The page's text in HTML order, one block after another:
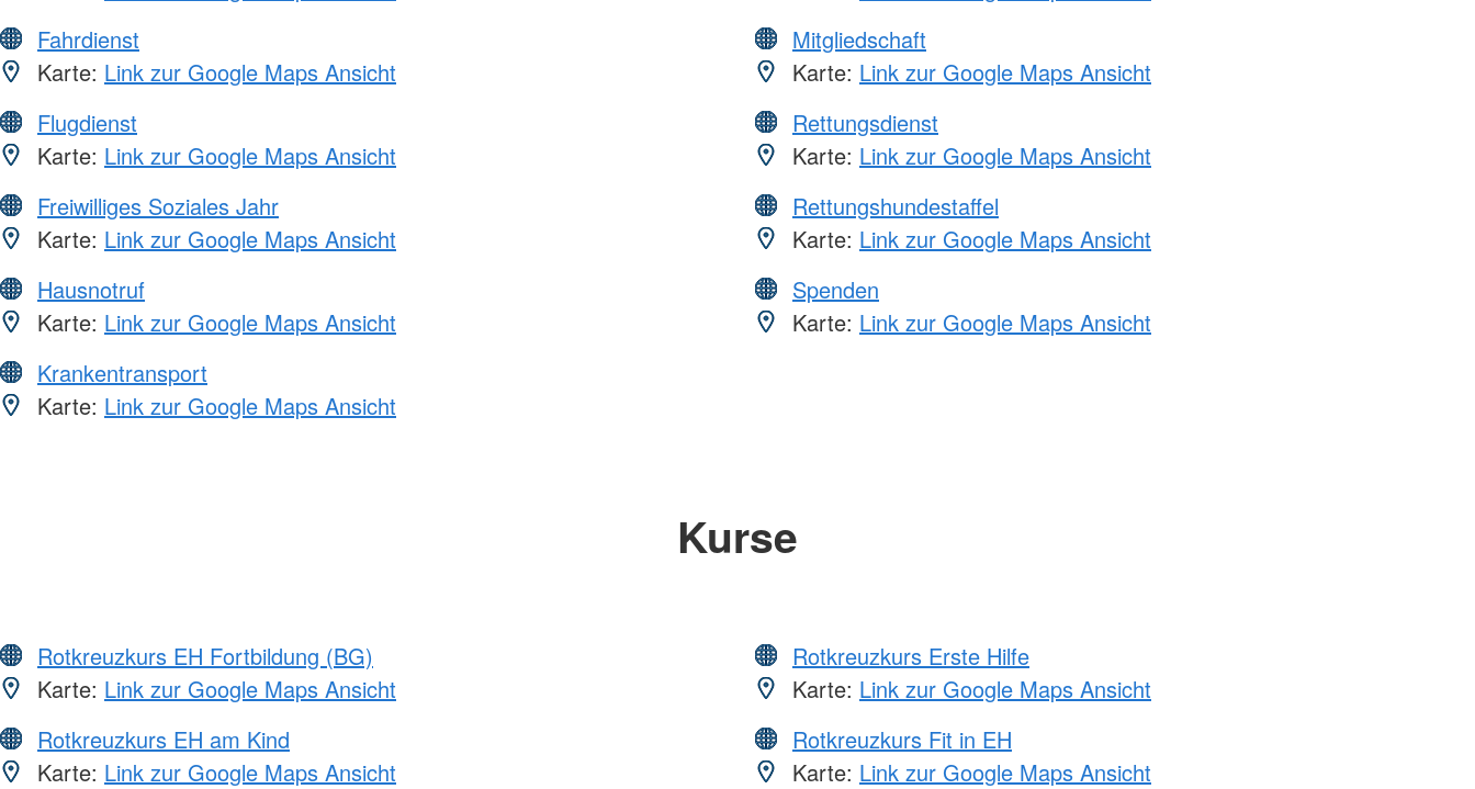
Fahrdienst
Karte: Link zur Google Maps Ansicht
Flugdienst
Karte: Link zur Google Maps Ansicht
Freiwilliges Soziales Jahr
Karte: Link zur Google Maps Ansicht
Hausnotruf
Karte: Link zur Google Maps Ansicht
Krankentransport
Karte: Link zur Google Maps Ansicht
Mitgliedschaft
Karte: Link zur Google Maps Ansicht
Rettungsdienst
Karte: Link zur Google Maps Ansicht
Rettungshundestaffel
Karte: Link zur Google Maps Ansicht
Spenden
Karte: Link zur Google Maps Ansicht
Kurse
Rotkreuzkurs EH Fortbildung (BG)
Karte: Link zur Google Maps Ansicht
Rotkreuzkurs EH am Kind
Karte: Link zur Google Maps Ansicht
Rotkreuzkurs Erste Hilfe
Karte: Link zur Google Maps Ansicht
Rotkreuzkurs Fit in EH
Karte: Link zur Google Maps Ansicht